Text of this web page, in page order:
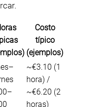
Costo
típico
(ejemplos)
~€3.10 (1
hora) /
~€6.20 (2
horas)